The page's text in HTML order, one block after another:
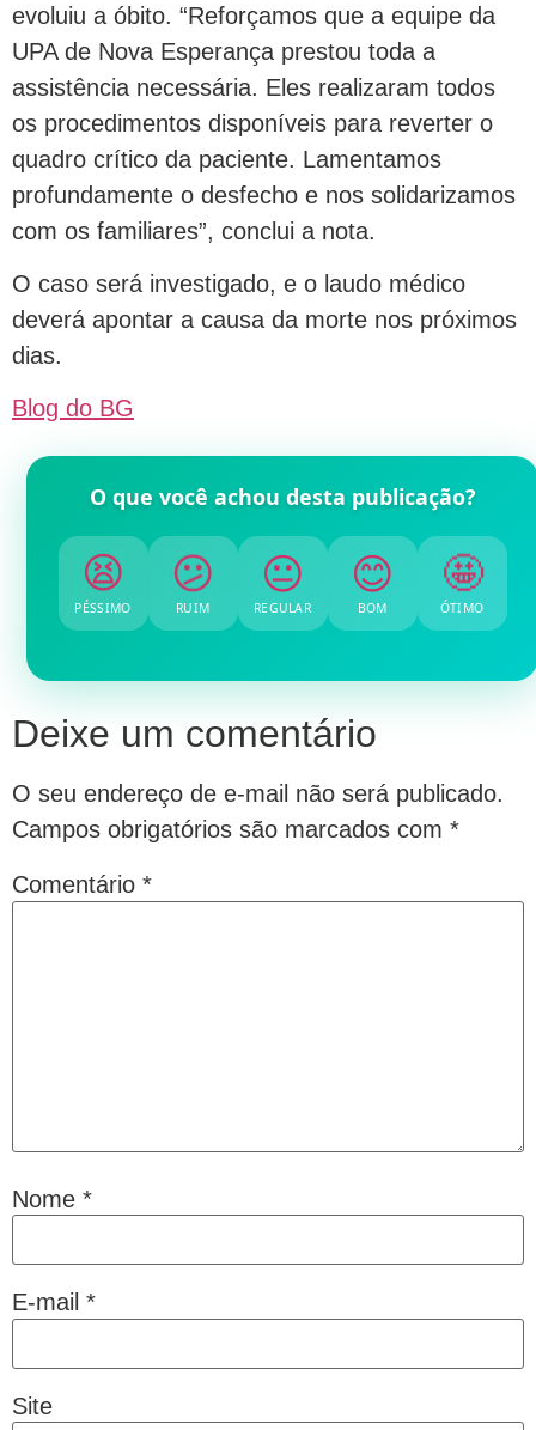
evoluiu a óbito. “Reforçamos que a equipe da
UPA de Nova Esperança prestou toda a
assistência necessária. Eles realizaram todos
os procedimentos disponíveis para reverter o
quadro crítico da paciente. Lamentamos
profundamente o desfecho e nos solidarizamos
com os familiares”, conclui a nota.
O caso será investigado, e o laudo médico
deverá apontar a causa da morte nos próximos
dias.
Blog do BG
O que você achou desta publicação?
😫
PÉSSIMO
😕
RUIM
😐
REGULAR
😊
BOM
🤩
ÓTIMO
Deixe um comentário
O seu endereço de e-mail não será publicado.
Campos obrigatórios são marcados com *
Comentário *
Nome *
E-mail *
Site